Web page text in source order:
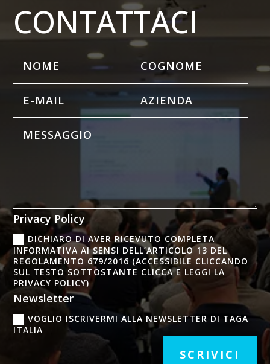
CONTATTACI
Privacy Policy
DICHIARO DI AVER RICEVUTO COMPLETA
INFORMATIVA AI SENSI DELL’ARTICOLO 13 DEL
REGOLAMENTO 679/2016 (ACCESSIBILE CLICCANDO
SUL TESTO SOTTOSTANTE CLICCA E LEGGI LA
PRIVACY POLICY)
Newsletter
VOGLIO ISCRIVERMI ALLA NEWSLETTER DI TAGA
ITALIA
SCRIVICI